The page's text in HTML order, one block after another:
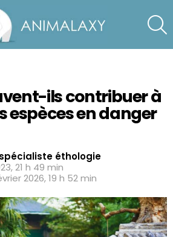
ils contribuer à
espèces en danger
éthologie
21 h 49 min
2026, 19 h 52 min